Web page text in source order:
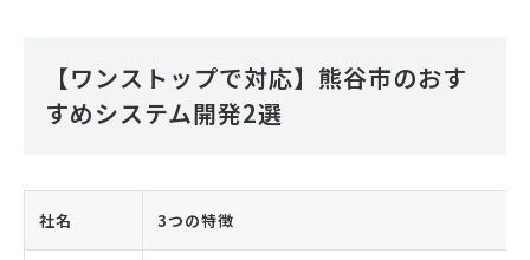
【ワンストップで対応】熊谷市のおす
すめシステム開発2選
社名 3つの特徴